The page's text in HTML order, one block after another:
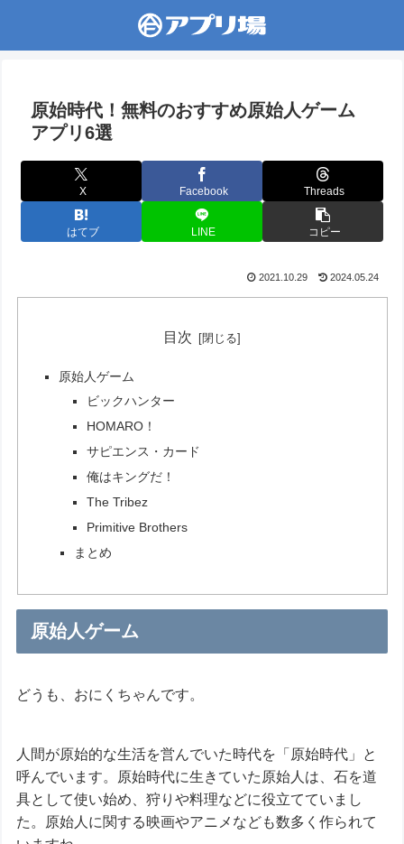
原始時代！無料のおすすめ原始人ゲーム
アプリ6選
X Facebook Threads
はてブ LINE コピー
2021.10.29 2024.05.24
目次
原始人ゲーム
ビックハンター
HOMARO！
サピエンス・カード
俺はキングだ！
The Tribez
Primitive Brothers
まとめ
原始人ゲーム
どうも、おにくちゃんです。
人間が原始的な生活を営んでいた時代を「原始時代」と
呼んでいます。原始時代に生きていた原始人は、石を道
具として使い始め、狩りや料理などに役立てていまし
た。原始人に関する映画やアニメなども数多く作られて